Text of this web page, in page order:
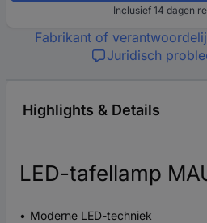
Inclusief 14 dagen
Fabrikant of
Juridisch
Highlights & Details
LED-tafellamp
Moderne LED-techniek